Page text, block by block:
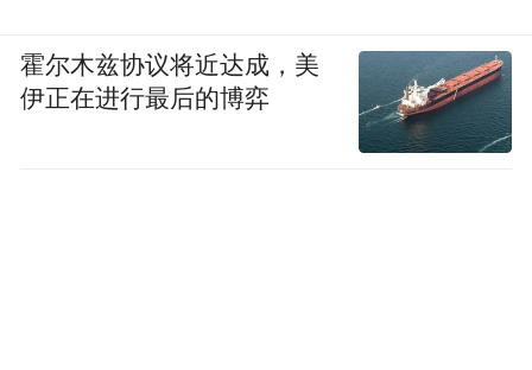
霍尔木兹协议将近达成，美
伊正在进行最后的博弈